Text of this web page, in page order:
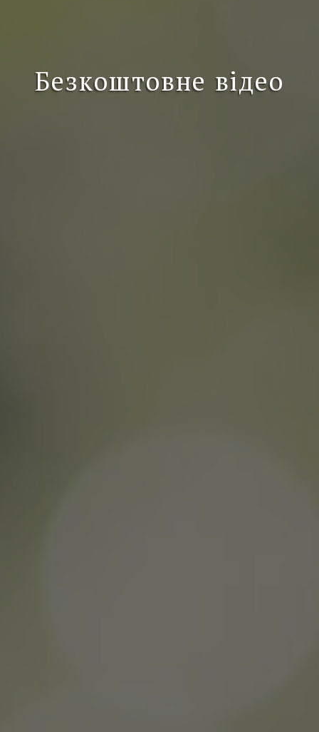
Безкоштовне відео